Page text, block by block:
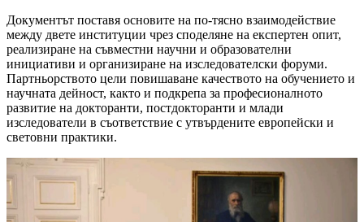
Документът поставя основите на по-тясно взаимодействие
между двете институции чрез споделяне на експертен опит,
реализиране на съвместни научни и образователни
инициативи и организиране на изследователски форуми.
Партньорството цели повишаване качеството на обучението и
научната дейност, както и подкрепа за професионалното
развитие на докторанти, постдокторанти и млади
изследователи в съответствие с утвърдените европейски и
световни практики.